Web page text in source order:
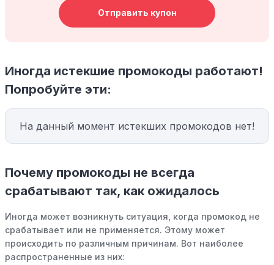
Отправить купон
Иногда истекшие промокоды работают!
Попробуйте эти:
На данный момент истекших промокодов нет!
Почему промокоды не всегда
срабатывают так, как ожидалось
Иногда может возникнуть ситуация, когда промокод не
срабатывает или не применяется. Этому может
происходить по различным причинам. Вот наиболее
распространенные из них: